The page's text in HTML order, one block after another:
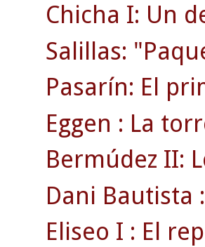
Chicha I: Un
Salillas:
Pasarín: El
Eggen : La
Bermúdez II:
Dani Bautista
Eliseo I : El